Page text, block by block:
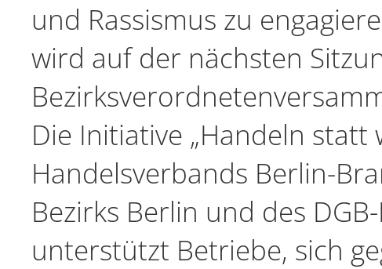
und Rassismus zu
wird auf der nächsten
Die Initiative „Handeln statt
Handelsverbands Berlin-
Bezirks Berlin und des
unterstützt Betriebe, sich